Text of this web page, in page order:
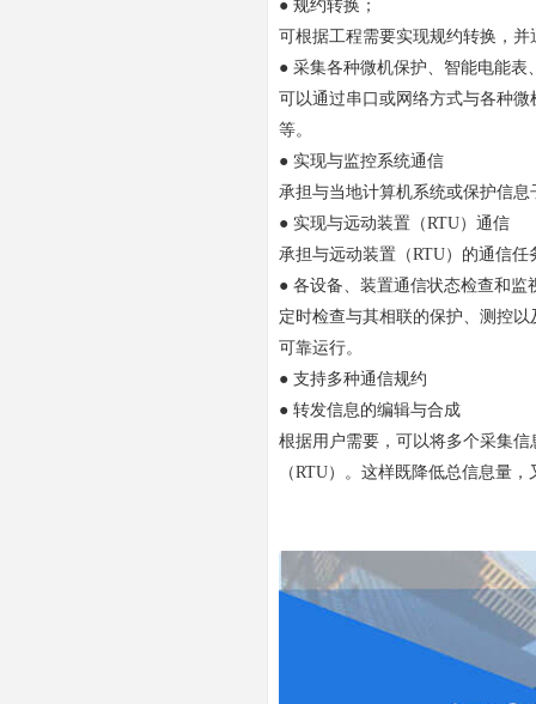
● 规约转换；
可根据工程需要实现规约转换，
● 采集各种微机保护、智能电能表
可以通过串口或网络方式与各种
等。
● 实现与监控系统通信
承担与当地计算机系统或保护信
● 实现与远动装置（RTU）通信
承担与远动装置（RTU）的通信任
● 各设备、装置通信状态检查和监
定时检查与其相联的保护、测控
可靠运行。
● 支持多种通信规约
● 转发信息的编辑与合成
根据用户需要，可以将多个采集
（RTU）。这样既降低总信息量